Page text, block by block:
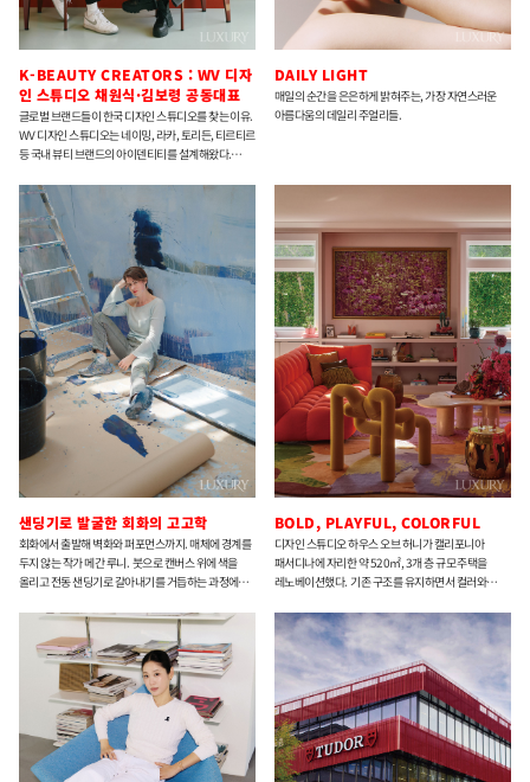
K-BEAUTY CREATORS : WV 디자
인 스튜디오 채원식·김보령 공동대표
글로벌 브랜드들이 한국 디자인 스튜디오를 찾는 이유.
WV 디자인 스튜디오는 네이밍, 라카, 토리든, 티르티르
등 국내 뷰티 브랜드의 아이덴티티를 설계해왔다.
시작으로 일본과 미국, 싱가포르 등 다양한 국적의 뷰티
클라이언트와 협업하고 있다.
DAILY LIGHT
매일의 순간을 은은하게 밝혀주는, 가장 자연스러운
아름다움의 데일리 주얼리들.
샌딩기로 발굴한 회화의 고고학
회화에서 출발해 벽화와 퍼포먼스까지. 매체에 경계를
두지 않는 작가 메간 루니. 붓으로 캔버스 위에 색을
올리고 전동 샌딩기로 갈아내기를 거듭하는 과정에서
BOLD, PLAYFUL, COLORFUL
디자인 스튜디오 하우스 오브 허니가 캘리포니아
패서디나에 자리한 약 520㎡, 3개 층 규모 주택을
레노베이션했다. 기존 구조를 유지하면서 컬러와
서사를 입혔다.